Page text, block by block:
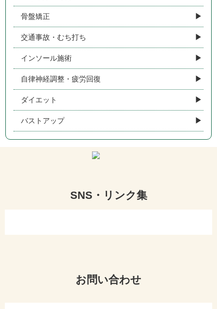
骨盤矯正
交通事故・むち打ち
インソール施術
自律神経調整・疲労回復
ダイエット
バストアップ
SNS・リンク集
お問い合わせ